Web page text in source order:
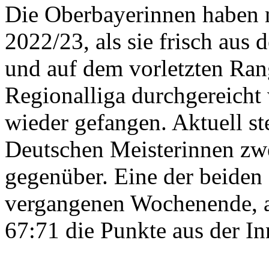
Die Oberbayerinnen haben
2022/23, als sie frisch aus
und auf dem vorletzten
Regionalliga
wieder gefangen. Aktuell
Deutschen Meisterinnen
gegenüber. Eine der
vergangenen
67:71 die Punkte aus der